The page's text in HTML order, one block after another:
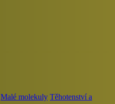
Malé molekuly Těhotenství a